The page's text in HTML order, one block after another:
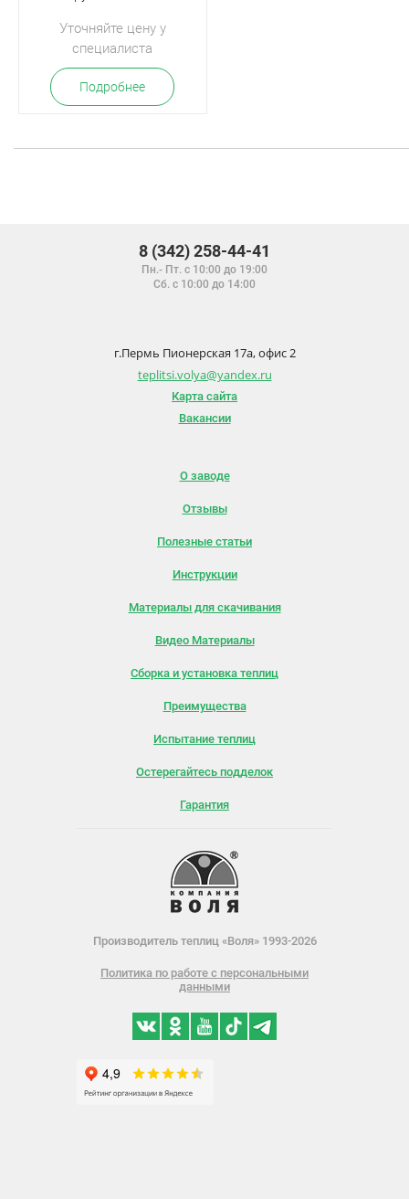
Уточняйте цену у
специалиста
Подробнее
8 (342) 258-44-41
Пн.- Пт. с 10:00 до 19:00
Сб. с 10:00 до 14:00
г.Пермь Пионерская 17а, офис 2
teplitsi.volya@yandex.ru
Карта сайта
Вакансии
О заводе
Отзывы
Полезные статьи
Инструкции
Материалы для скачивания
Видео Материалы
Сборка и установка теплиц
Преимущества
Испытание теплиц
Остерегайтесь подделок
Гарантия
Производитель теплиц «Воля» 1993-2026
Политика по работе с персональными
данными